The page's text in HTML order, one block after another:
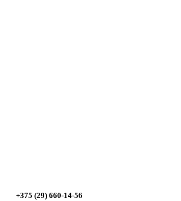
+375 (29) 660-14-56